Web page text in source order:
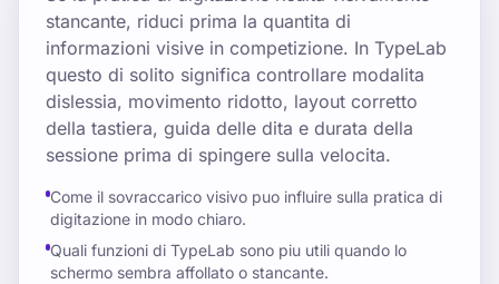
stancante, riduci prima la quantita di
informazioni visive in competizione. In TypeLab
questo di solito significa controllare modalita
dislessia, movimento ridotto, layout corretto
della tastiera, guida delle dita e durata della
sessione prima di spingere sulla velocita.
Come il sovraccarico visivo puo influire sulla pratica di
digitazione in modo chiaro.
Quali funzioni di TypeLab sono piu utili quando lo
schermo sembra affollato o stancante.